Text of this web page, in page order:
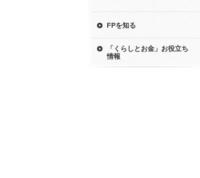
FPを知る
「くらしとお金」お役立ち
情報